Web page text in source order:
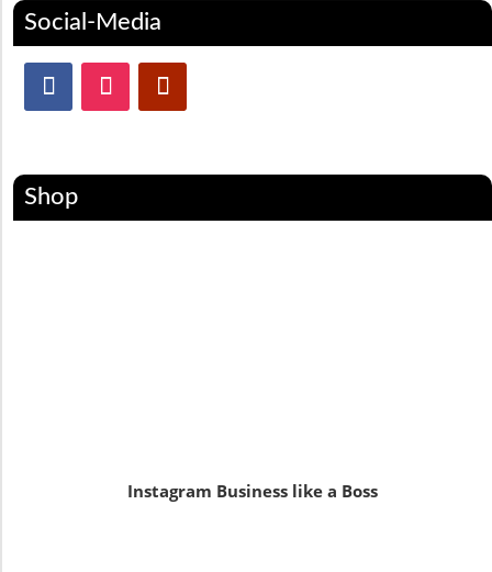
Social-Media
Shop
Instagram Business like a Boss